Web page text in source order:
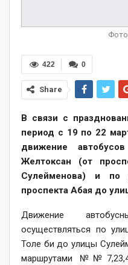
0
422
Share
В связи с
период с 19 по 22
движение
Желтоксан (от
Сулейменова) и по
проспекта Абая до
Движение
осуществляться по
Толе би до улицы
маршрутами